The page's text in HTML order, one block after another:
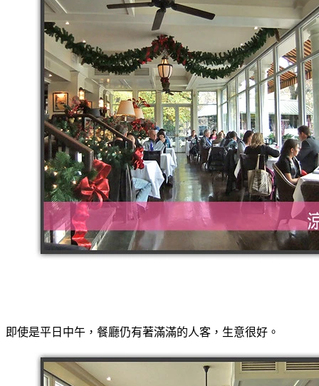
即使是平日中午，餐廳仍有著滿滿的人客，生意很好。